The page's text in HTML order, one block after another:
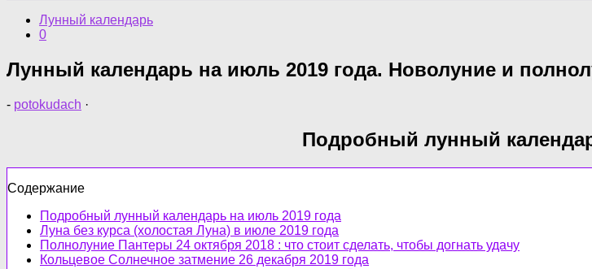
Лунный календарь
0
Лунный календарь на июль 2019 года. Новолуние и
- potokudach ·
Подробный лунный
Содержание
Подробный лунный календарь на июль 2019 года
Луна без курса (холостая Луна) в июле 2019 года
Полнолуние Пантеры 24 октября 2018 : что стоит сделать, чтобы догнать удачу
Кольцевое Солнечное затмение 26 декабря 2019 года